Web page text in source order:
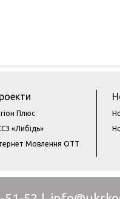
Плюс
«Либідь»
Мовлення ОТТ